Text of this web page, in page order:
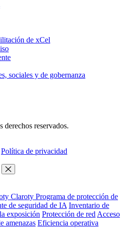
de xCel
sociales y de gobernanza
reservados.
Política de privacidad
Cerrar menú
Claroty Programa de protección de
de seguridad de IA Inventario de
exposición Protección de red Acceso
amenazas Eficiencia operativa